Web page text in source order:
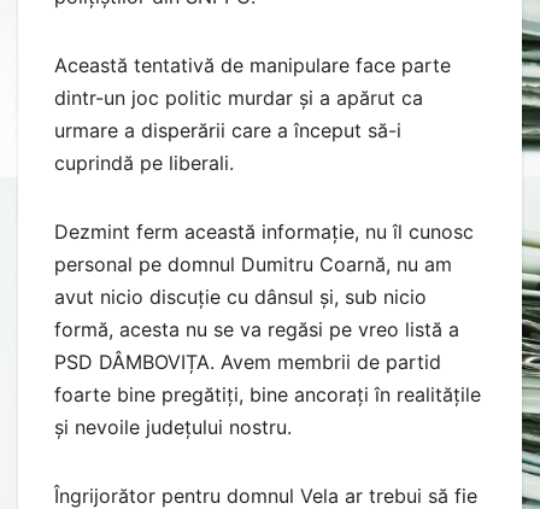
Această tentativă de manipulare face parte
dintr-un joc politic murdar și a apărut ca
urmare a disperării care a început să-i
cuprindă pe liberali.
Dezmint ferm această informație, nu îl cunosc
personal pe domnul Dumitru Coarnă, nu am
avut nicio discuție cu dânsul și, sub nicio
formă, acesta nu se va regăsi pe vreo listă a
PSD DÂMBOVIȚA. Avem membrii de partid
foarte bine pregătiți, bine ancorați în realitățile
și nevoile județului nostru.
Îngrijorător pentru domnul Vela ar trebui să fie